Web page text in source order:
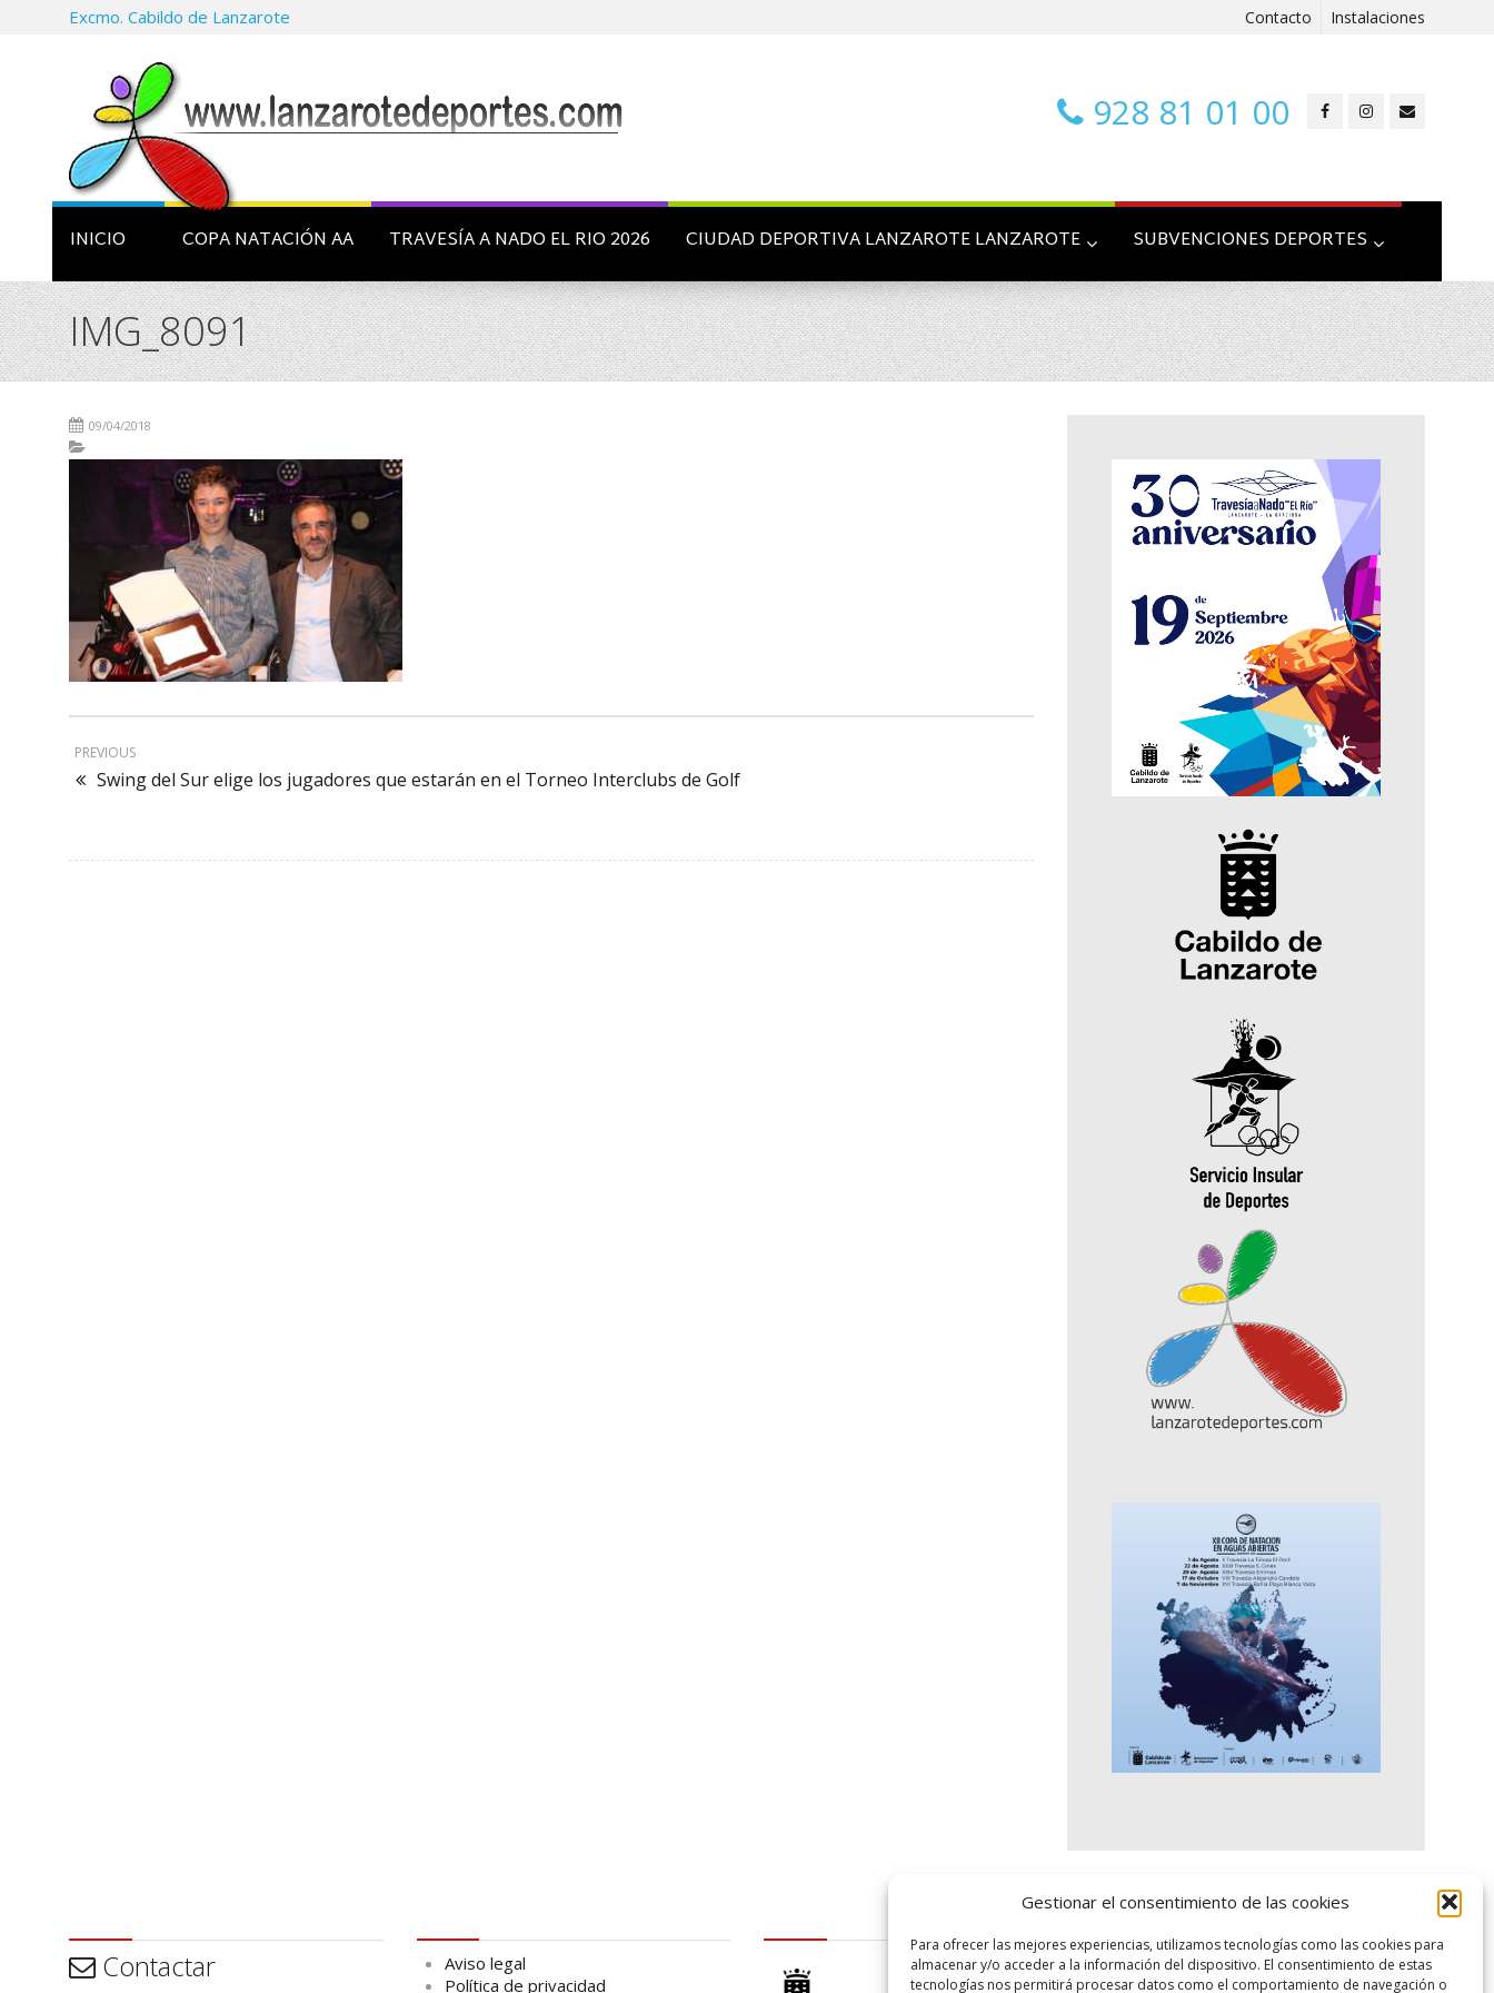
Gestionar el consentimiento de las cookies
Para ofrecer las mejores experiencias, utilizamos tecnologías como las cookies para
almacenar y/o acceder a la información del dispositivo. El consentimiento de estas
tecnologías nos permitirá procesar datos como el comportamiento de navegación o
Excmo. Cabildo de Lanzarote Contacto Instalaciones
928 81 01 00
INICIO COPA NATACIÓN AA TRAVESÍA A NADO EL RIO 2026 CIUDAD DEPORTIVA LANZAROTE LANZAROTE SUBVENCIONES DEPORTES
IMG_8091
09/04/2018
PREVIOUS
Swing del Sur elige los jugadores que estarán en el Torneo Interclubs de Golf
Contactar
Aviso legal
Política de privacidad
logo SID